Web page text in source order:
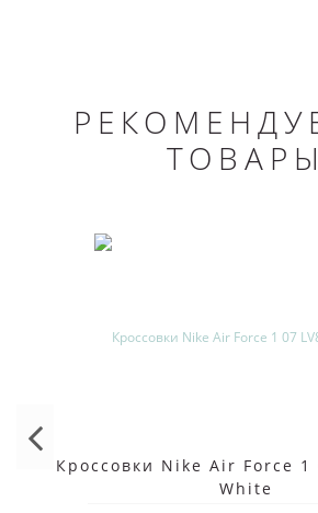
ТОВАРЫ
Кроссовки Nike Air Force 1
White